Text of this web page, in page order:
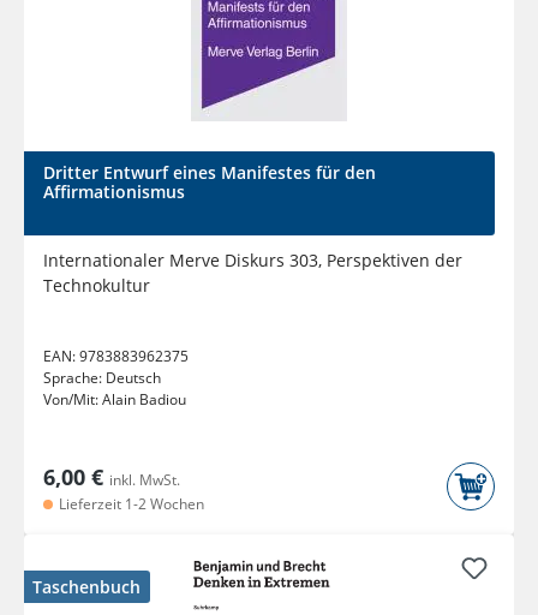
Dritter Entwurf eines Manifestes für den
Affirmationismus
Internationaler Merve Diskurs 303, Perspektiven der
Technokultur
EAN:9783883962375
Sprache: Deutsch
Von/Mit:Alain Badiou
6,00 € inkl. MwSt.
Lieferzeit 1-2 Wochen
Taschenbuch